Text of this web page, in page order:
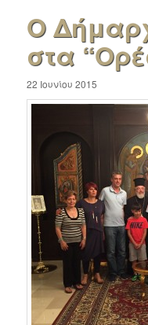
Ο
στα
22 Ιουνίου 2015